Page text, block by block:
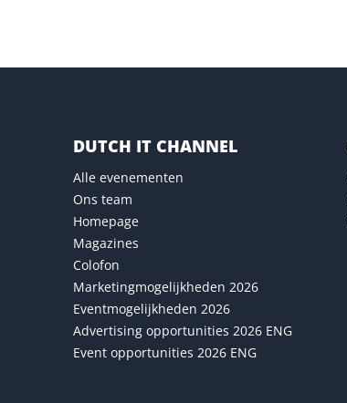
DUTCH IT CHANNEL
Alle evenementen
Ons team
Homepage
Magazines
Colofon
Marketingmogelijkheden 2026
Eventmogelijkheden 2026
Advertising opportunities 2026 ENG
Event opportunities 2026 ENG